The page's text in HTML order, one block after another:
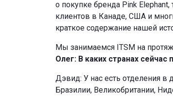
о покупке бренда Pink
клиентов в Канаде, США и
краткое содержание нашей
Мы занимаемся ITSM на
Олег: В каких странах
Дэвид: У нас есть отделения в
Бразилии, Великобритании,